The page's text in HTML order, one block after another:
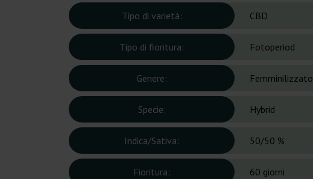
Tipo di varietà: CBD
Tipo di fioritura: Fotoperiod
Genere: Femminilizzato
Specie: Hybrid
Indica/Sativa: 50/50 %
Fioritura: 60 giorni